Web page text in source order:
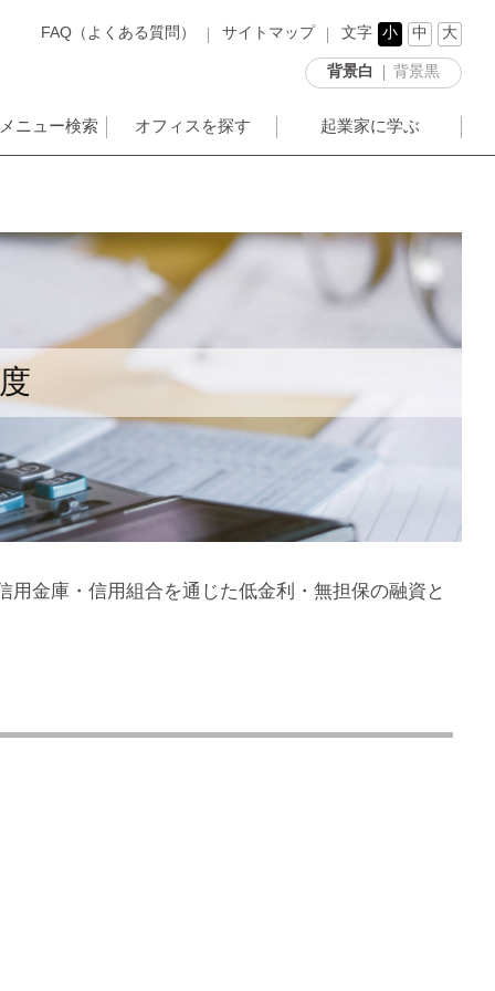
FAQ（よくある質問） サイトマップ 文字 小 中 大
背景白 背景黒
ニュー検索 オフィスを探す 起業家に学ぶ
金庫・信用組合を通じた低金利・無担保の融資と